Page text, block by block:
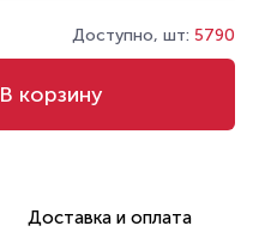
Доступно, шт: 5790
В корзину
Доставка и оплата